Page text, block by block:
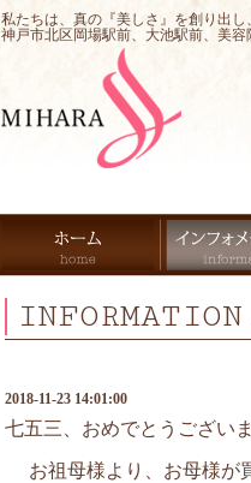
私たちは、真の『美しさ』を創り出
神戸市北区岡場駅前、大池駅前、美
INFORMATION
2018-11-23 14:01:00
七五三、おめでとうござい
お祖母様より、お母様が